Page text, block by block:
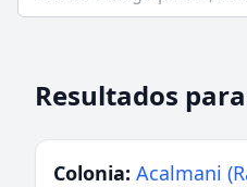
Resultados
Colonia: Acalmani